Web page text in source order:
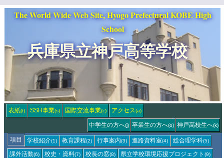
The World Wide Web Site, Hyogo Prefectural KOBE High
School
兵庫県立神戸高等学校
表紙(t) SSH事業(s) 国際交流事業(c) アクセス(a)
神戸高校生へ(k)
卒業生の方へ(o)
中学生の方へ(j)
項目 学校紹介(1) 教育課程(2) 行事案内(3) 進路資料室(4) 総合理学科(5)
課外活動(6) 校史・資料(7) 校長の窓(8) 県立学校環境応援プロジェクト(9)